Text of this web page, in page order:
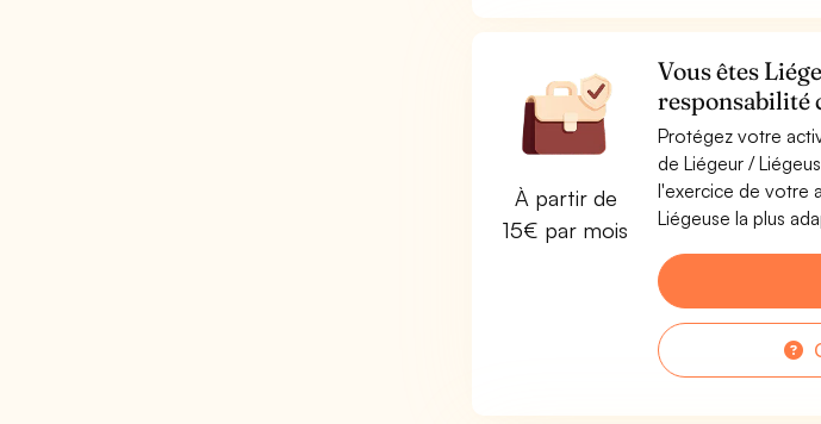
À partir de
15€ par mois
Vous êtes
responsabilité
Protégez votre
de Liégeur /
l'exercice de votre
Liégeuse la plus